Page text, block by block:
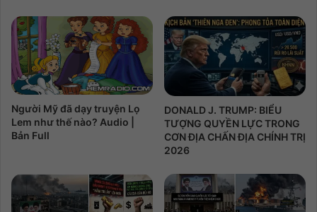
Người Mỹ đã dạy truyện Lọ
Lem như thế nào? Audio |
Bản Full
DONALD J. TRUMP: BIỂU
TƯỢNG QUYỀN LỰC TRONG
CƠN ĐỊA CHẤN ĐỊA CHÍNH TRỊ
2026